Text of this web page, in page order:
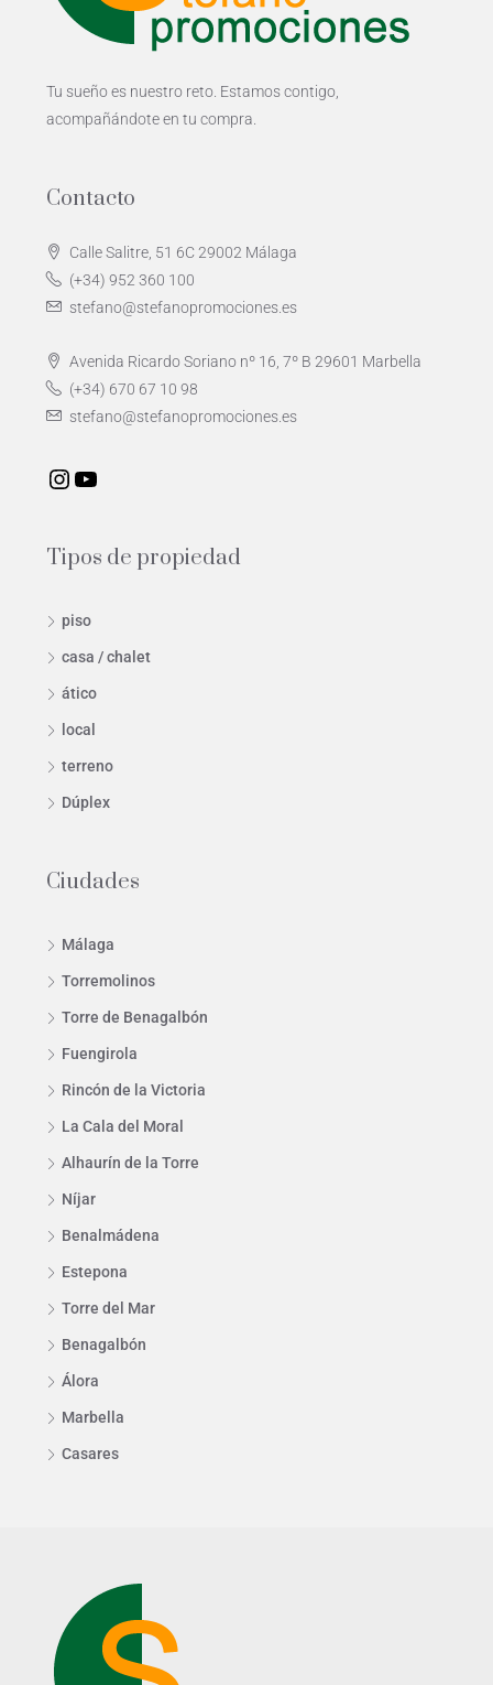
Tu sueño es nuestro reto. Estamos contigo,
acompañándote en tu compra.
Contacto
Calle Salitre, 51 6C 29002 Málaga
(+34) 952 360 100
stefano@stefanopromociones.es
Avenida Ricardo Soriano nº 16, 7º B 29601 Marbella
(+34) 670 67 10 98
stefano@stefanopromociones.es
Tipos de propiedad
piso
casa / chalet
ático
local
terreno
Dúplex
Ciudades
Málaga
Torremolinos
Torre de Benagalbón
Fuengirola
Rincón de la Victoria
La Cala del Moral
Alhaurín de la Torre
Níjar
Benalmádena
Estepona
Torre del Mar
Benagalbón
Álora
Marbella
Casares